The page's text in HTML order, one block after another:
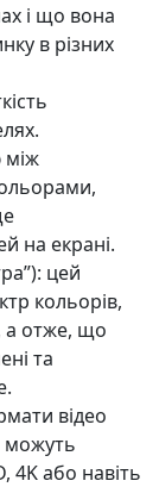
і що вона
в різних
між
на екрані.
цей
кольорів,
а отже, що
та
відео
можуть
4K або навіть